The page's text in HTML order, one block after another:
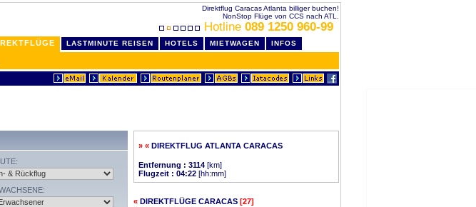
Direktflug Caracas Atlanta billiger buchen!
NonStop Flüge von CCS nach ATL.
Hotline 089 1250 960-99
LASTMINUTE REISEN HOTELS MIETWAGEN INFOS
» « DIREKTFLUG ATLANTA CARACAS
Entfernung : 3114 [km]
Flugzeit : 04:22 [hh:mm]
« DIREKTFLÜGE CARACAS [27]